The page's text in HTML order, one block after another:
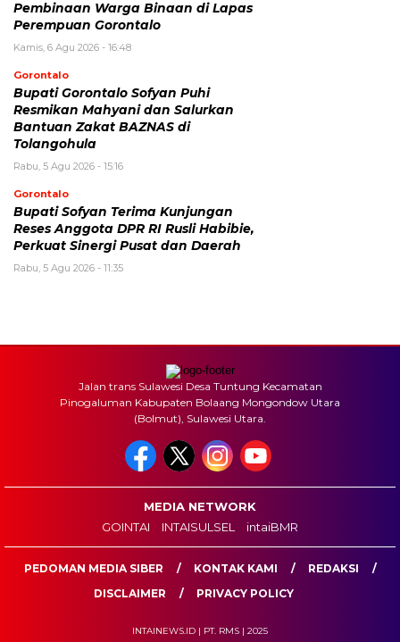
Pembinaan Warga Binaan di Lapas
Perempuan Gorontalo
Kamis, 6 Agu 2026 - 16:48
Gorontalo
Bupati Gorontalo Sofyan Puhi
Resmikan Mahyani dan Salurkan
Bantuan Zakat BAZNAS di
Tolangohula
Rabu, 5 Agu 2026 - 15:16
Gorontalo
Bupati Sofyan Terima Kunjungan
Reses Anggota DPR RI Rusli Habibie,
Perkuat Sinergi Pusat dan Daerah
Rabu, 5 Agu 2026 - 11:35
Jalan trans Sulawesi Desa Tuntung Kecamatan
Pinogaluman Kabupaten Bolaang Mongondow Utara
(Bolmut), Sulawesi Utara.
MEDIA NETWORK
GOINTAI
INTAISULSEL intaiBMR
PEDOMAN MEDIA SIBER KONTAK KAMI
REDAKSI
DISCLAIMER
PRIVACY POLICY
INTAINEWS.ID | PT. RMS | 2025